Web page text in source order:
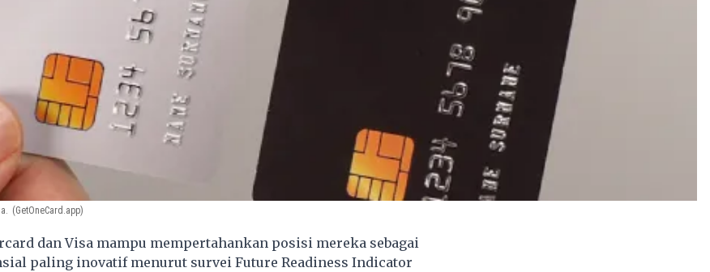
(GetOneCard.app)
dan Visa mampu mempertahankan posisi mereka sebagai
paling inovatif menurut survei Future Readiness Indicator